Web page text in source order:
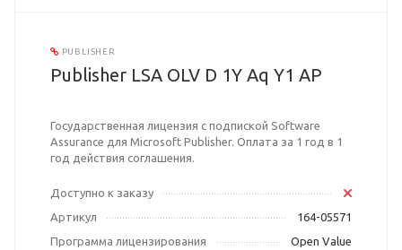
PUBLISHER
Publisher LSA OLV D 1Y Aq Y1 AP
Государственная лицензия с подпиской Software
Assurance для Microsoft Publisher. Оплата за 1 год в 1
год действия соглашения.
Доступно к заказу
Артикул
164-05571
Программа лицензирования
Open Value